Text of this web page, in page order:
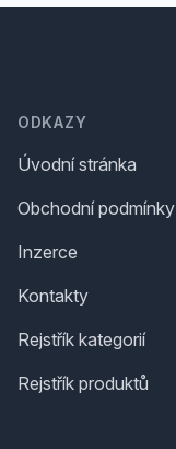
ODKAZY
Úvodní stránka
Obchodní podmínky
Inzerce
Kontakty
Rejstřík kategorií
Rejstřík produktů